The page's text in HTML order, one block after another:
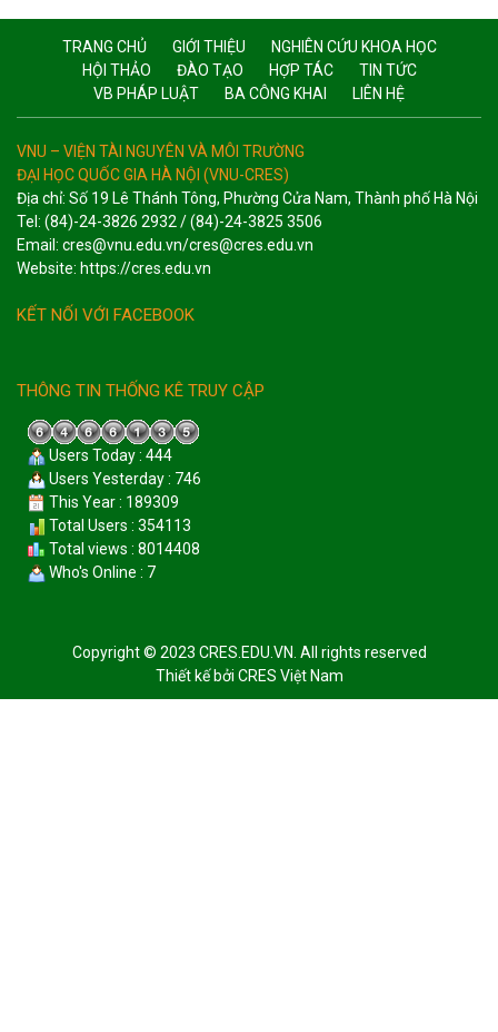
TRANG CHỦ GIỚI THIỆU
NGHIÊN CỨU KHOA HỌC
HỘI THẢO
ĐÀO TẠO HỢP TÁC
TIN TỨC
VB PHÁP LUẬT
BA CÔNG KHAI LIÊN HỆ
VNU – VIỆN TÀI NGUYÊN VÀ MÔI TRƯỜNG
ĐẠI HỌC QUỐC GIA HÀ NỘI (VNU-CRES)
Địa chỉ: Số 19 Lê Thánh Tông, Phường Cửa Nam, Thành phố Hà Nội
Tel: (84)-24-3826 2932 / (84)-24-3825 3506
Email: cres@vnu.edu.vn/cres@cres.edu.vn
Website: https://cres.edu.vn
KẾT NỐI VỚI FACEBOOK
THÔNG TIN THỐNG KÊ TRUY CẬP
Users Today : 444
Users Yesterday : 746
This Year : 189309
Total Users : 354113
Total views : 8014408
Who's Online : 7
Copyright © 2023 CRES.EDU.VN. All rights reserved
Thiết kế bởi CRES Việt Nam